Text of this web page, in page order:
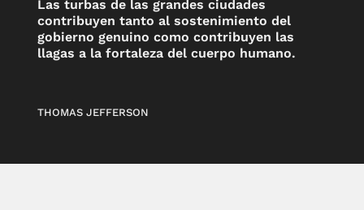
Las turbas de las grandes ciudades
contribuyen tanto al sostenimiento del
gobierno genuino como contribuyen las
llagas a la fortaleza del cuerpo humano.
THOMAS JEFFERSON